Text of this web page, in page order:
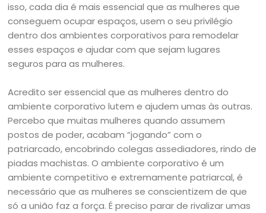
isso, cada dia é mais essencial que as mulheres que
conseguem ocupar espaços, usem o seu privilégio
dentro dos ambientes corporativos para remodelar
esses espaços e ajudar com que sejam lugares
seguros para as mulheres.
Acredito ser essencial que as mulheres dentro do
ambiente corporativo lutem e ajudem umas às outras.
Percebo que muitas mulheres quando assumem
postos de poder, acabam “jogando” com o
patriarcado, encobrindo colegas assediadores, rindo de
piadas machistas. O ambiente corporativo é um
ambiente competitivo e extremamente patriarcal, é
necessário que as mulheres se conscientizem de que
só a união faz a força. É preciso parar de rivalizar umas